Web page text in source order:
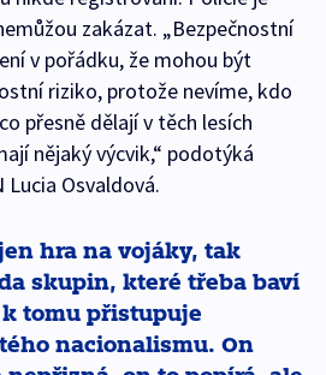
zakázat. „Bezpečnostní
v pořádku, že mohou být
riziko, protože nevíme, kdo
přesně dělají v těch lesích
nějaký výcvik,“ podotýká
Lucia Osvaldová.
hra na vojáky, tak
skupin, které třeba baví
tomu přistupuje
nacionalismu. On